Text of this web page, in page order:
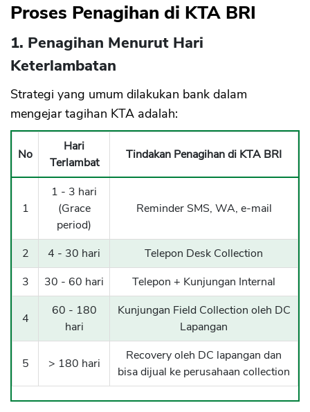
Proses Penagihan di KTA BRI
1. Penagihan Menurut Hari
Keterlambatan
Strategi yang umum dilakukan bank dalam
mengejar tagihan KTA adalah:
No
Hari
Terlambat
Tindakan Penagihan di KTA BRI
1
1 - 3 hari
(Grace
period)
Reminder SMS, WA, e-mail
2 4 - 30 hari
Telepon Desk Collection
3
30 - 60 hari Telepon + Kunjungan Internal
4
60 - 180
hari
Kunjungan Field Collection oleh DC
Lapangan
5 > 180 hari
Recovery oleh DC lapangan dan
bisa dijual ke perusahaan collection